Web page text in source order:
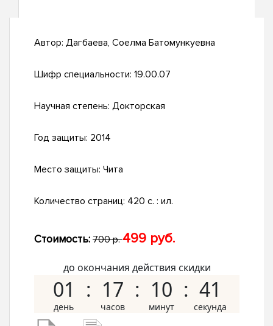
Автор: Дагбаева, Соелма Батомункуевна
Шифр специальности: 19.00.07
Научная степень: Докторская
Год защиты: 2014
Место защиты: Чита
Количество страниц: 420 с. : ил.
Стоимость: 700 р.499 руб.
до окончания действия скидки
01 17 10 40